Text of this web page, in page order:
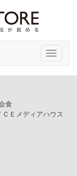
Toggle
食
Ｅメディアハウス